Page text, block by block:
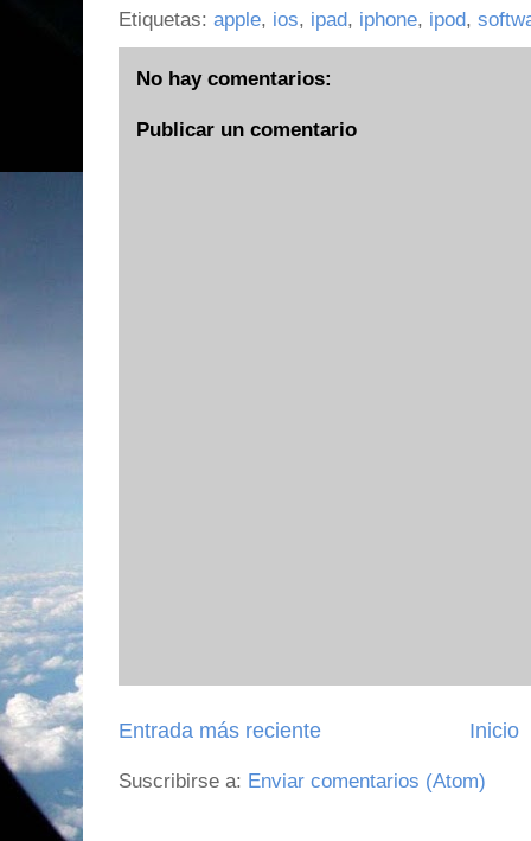
Etiquetas: apple, ios, ipad, iphone, ipod,
No hay comentarios:
Publicar un comentario
Entrada más reciente Inicio
Suscribirse a: Enviar comentarios (Atom)